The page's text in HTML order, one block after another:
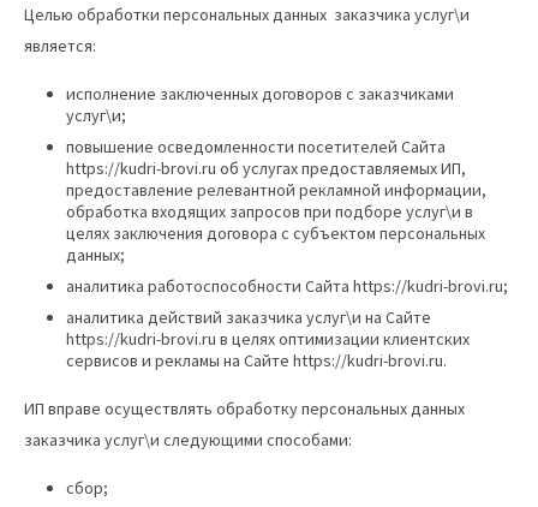
Целью обработки персональных данных заказчика услуг\и
является:
исполнение заключенных договоров с заказчиками
услуг\и;
повышение осведомленности посетителей Сайта
https://kudri-brovi.ru об услугах предоставляемых ИП,
предоставление релевантной рекламной информации,
обработка входящих запросов при подборе услуг\и в
целях заключения договора с субъектом персональных
данных;
аналитика работоспособности Сайта https://kudri-brovi.ru;
аналитика действий заказчика услуг\и на Сайте
https://kudri-brovi.ru в целях оптимизации клиентских
сервисов и рекламы на Сайте https://kudri-brovi.ru.
ИП вправе осуществлять обработку персональных данных
заказчика услуг\и следующими способами:
сбор;